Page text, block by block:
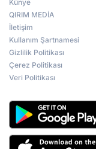
Künye
QIRIM MEDİA
İletişim
Kullanım Şartnamesi
Gizlilik Politikası
Çerez Politikası
Veri Politikası